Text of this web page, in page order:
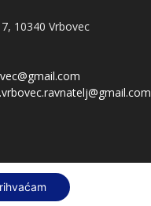
10340 Vrbovec